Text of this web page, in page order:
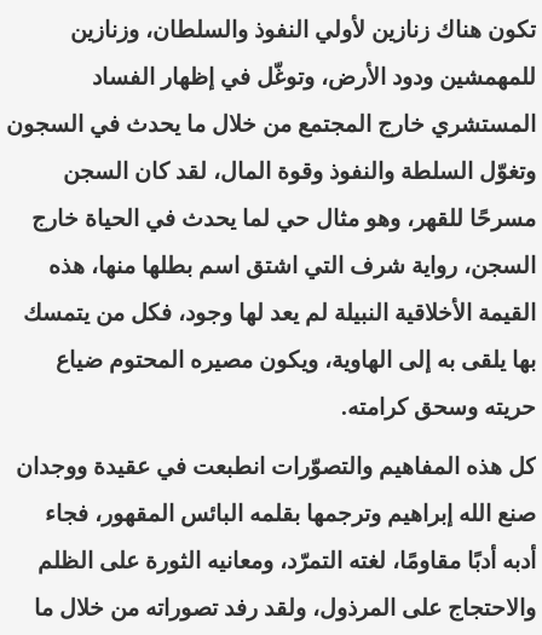
تكون هناك زنازين لأولي النفوذ والسلطان، وزنازين
للمهمشين ودود الأرض، وتوغّل في إظهار الفساد
المستشري خارج المجتمع من خلال ما يحدث في السجون
وتغوّل السلطة والنفوذ وقوة المال، لقد كان السجن
مسرحًا للقهر، وهو مثال حي لما يحدث في الحياة خارج
السجن، رواية شرف التي اشتق اسم بطلها منها، هذه
القيمة الأخلاقية النبيلة لم يعد لها وجود، فكل من يتمسك
بها يلقى به إلى الهاوية، ويكون مصيره المحتوم ضياع
حريته وسحق كرامته.
كل هذه المفاهيم والتصوّرات انطبعت في عقيدة ووجدان
صنع الله إبراهيم وترجمها بقلمه البائس المقهور ، فجاء
أدبه أدبًا مقاومًا، لغته التمرّد، ومعانيه الثورة على الظلم
والاحتجاج على المرذول، ولقد رفد تصوراته من خلال ما